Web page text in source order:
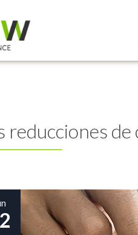
reducciones de